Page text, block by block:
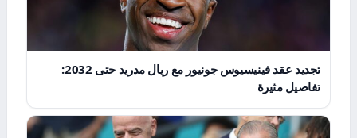
تجديد عقد فينيسيوس جونيور مع ريال مدريد حتى 2032:
تفاصيل مثيرة